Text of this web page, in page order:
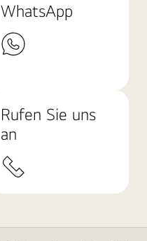
WhatsApp
Rufen Sie uns
an